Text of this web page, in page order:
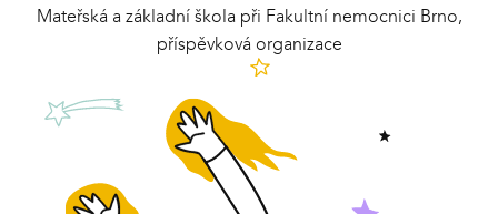
Mateřská a základní škola při Fakultní nemocnici Brno,
příspěvková organizace